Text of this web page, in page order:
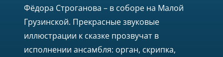
Фёдора Строганова – в соборе на Малой
Грузинской. Прекрасные звуковые
иллюстрации к сказке прозвучат в
исполнении ансамбля: орган, скрипка,